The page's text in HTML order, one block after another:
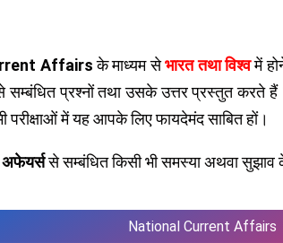
Affairsके माध्यम सेभारत तथा विश्वमें
सम्बंधित प्रश्नों तथा उसके उत्तर प्रस्तुत करते
परीक्षाओं में यह आपके लिए फायदेमंद साबित हों।
से सम्बंधित किसी भी समस्या अथवा
National Current Affairs